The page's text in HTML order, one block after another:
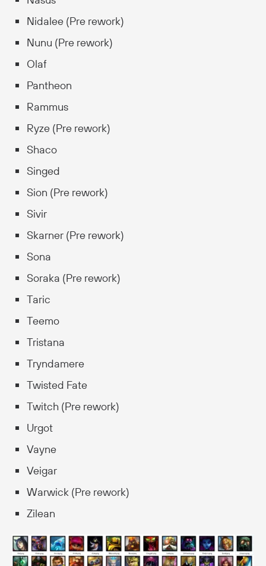
Nidalee (Pre rework)
Nunu (Pre rework)
Olaf
Pantheon
Rammus
Ryze (Pre rework)
Shaco
Singed
Sion (Pre rework)
Sivir
Skarner (Pre rework)
Sona
Soraka (Pre rework)
Taric
Teemo
Tristana
Tryndamere
Twisted Fate
Twitch (Pre rework)
Urgot
Vayne
Veigar
Warwick (Pre rework)
Zilean